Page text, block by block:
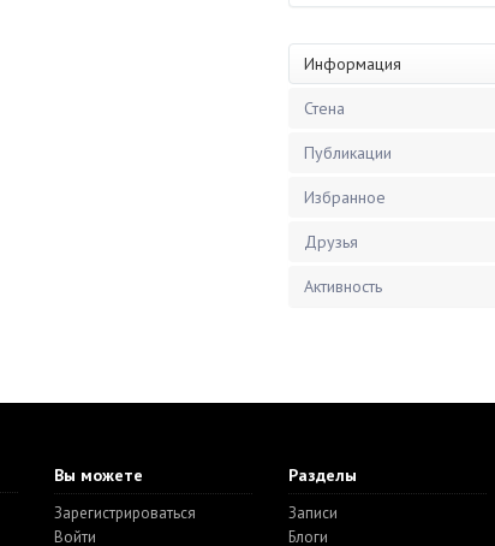
Информация
Стена
Публикации
Избранное
Друзья
Активность
Вы можете
Зарегистрироваться
Войти
Разделы
Записи
Блоги